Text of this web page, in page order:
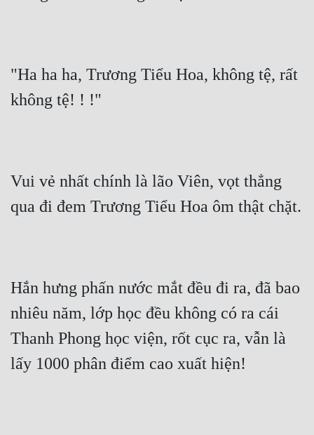
"Ha ha ha, Trương Tiểu Hoa, không tệ, rất
không tệ! ! !"
Vui vẻ nhất chính là lão Viên, vọt thẳng
qua đi đem Trương Tiểu Hoa ôm thật chặt.
Hắn hưng phấn nước mắt đều đi ra, đã bao
nhiêu năm, lớp học đều không có ra cái
Thanh Phong học viện, rốt cục ra, vẫn là
lấy 1000 phân điểm cao xuất hiện!